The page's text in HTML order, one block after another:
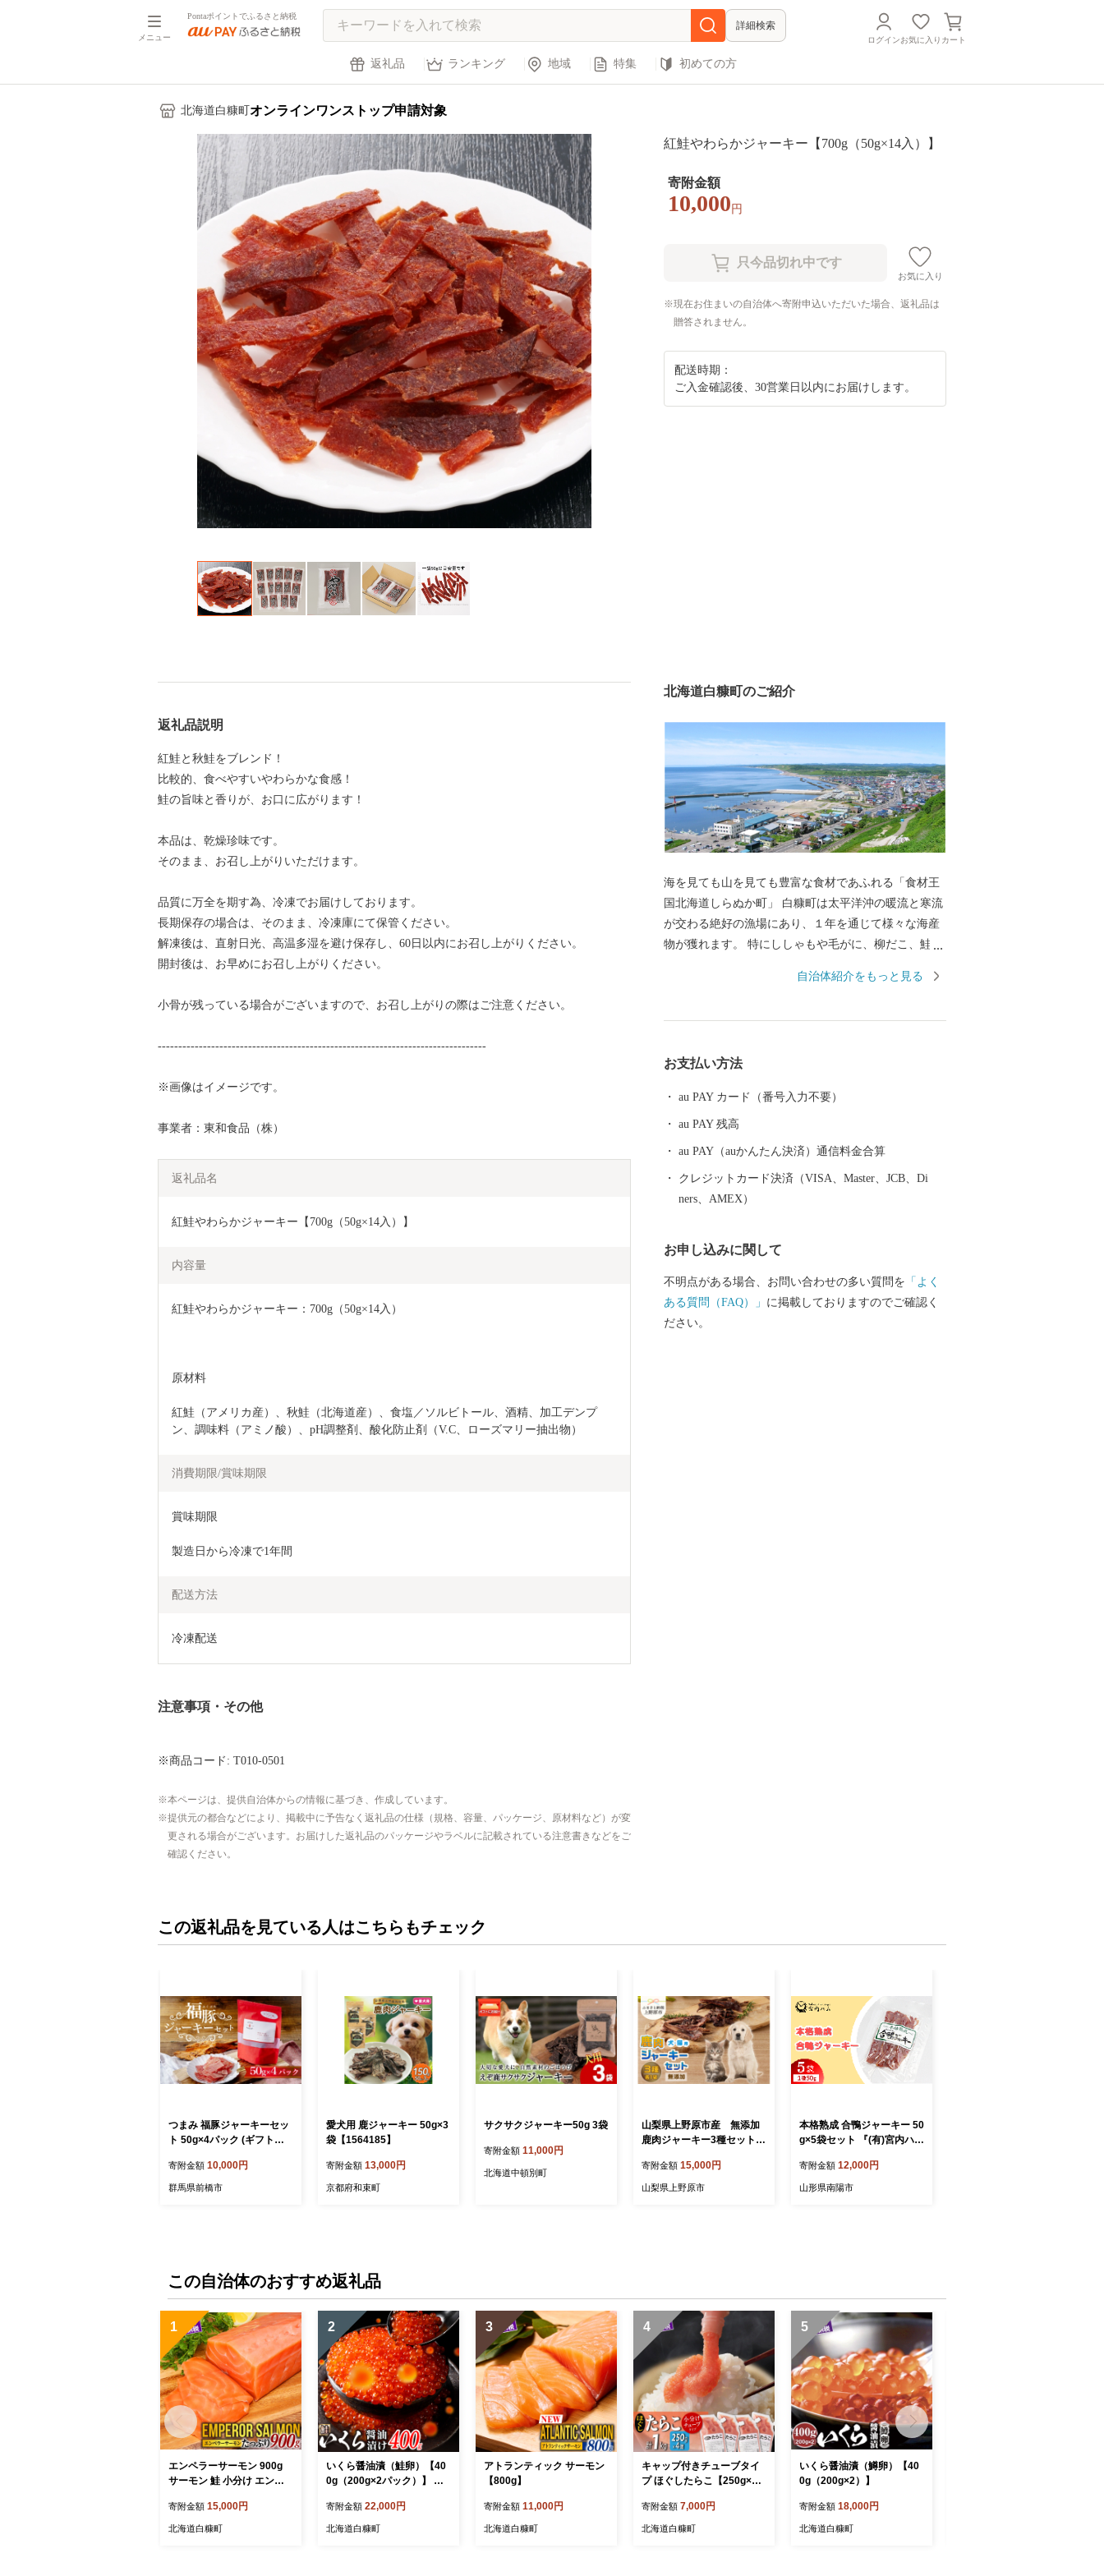
メニュー
Pontaポイントでふるさと納税
詳細検索
ログインお気に入り カート
返礼品 ランキング 地域 特集 初めての方
北海道白糠町 オンラインワンストップ申請対象
紅鮭やわらかジャーキー【700g（50g×14入）】
寄附金額
10,000 円
お気に入り
現在お住まいの自治体へ寄附申込いただいた場合、返礼品は
贈答されません。
配送時期：
ご入金確認後、30営業日以内にお届けします。
返礼品説明
紅鮭と秋鮭をブレンド！
比較的、食べやすいやわらかな食感！
鮭の旨味と香りが、お口に広がります！
本品は、乾燥珍味です。
そのまま、お召し上がりいただけます。
品質に万全を期す為、冷凍でお届けしております。
長期保存の場合は、そのまま、冷凍庫にて保管ください。
解凍後は、直射日光、高温多湿を避け保存し、60日以内にお召し上がりください。
開封後は、お早めにお召し上がりください。
小骨が残っている場合がございますので、お召し上がりの際はご注意ください。
--------------------------------------------------------------------------------
※画像はイメージです。
事業者：東和食品（株）
返礼品名
紅鮭やわらかジャーキー【700g（50g×14入）】
内容量
紅鮭やわらかジャーキー：700g（50g×14入）
原材料
紅鮭（アメリカ産）、秋鮭（北海道産）、食塩／ソルビトール、酒精、加工デンプ
ン、調味料（アミノ酸）、pH調整剤、酸化防止剤（V.C、ローズマリー抽出物）
消費期限/賞味期限
賞味期限
製造日から冷凍で1年間
配送方法
冷凍配送
注意事項・その他
※商品コード: T010-0501
本ページは、提供自治体からの情報に基づき、作成しています。
提供元の都合などにより、掲載中に予告なく返礼品の仕様（規格、容量、パッケージ、原材料など）が変
更される場合がございます。お届けした返礼品のパッケージやラベルに記載されている注意書きなどをご
確認ください。
北海道白糠町のご紹介
海を見ても山を見ても豊富な食材であふれる「食材王
国北海道しらぬか町」 白糠町は太平洋沖の暖流と寒流
が交わる絶好の漁場にあり、１年を通じて様々な海産
物が獲れます。 特にししゃもや毛がに、柳だこ、鮭、
ます。 恵まれた漁場にある白糠町は水産物だけでも十
材として愛されている鹿肉。 このように白糠町は、海
を見ても山を見ても豊富な食材にあふれています。
自治体紹介をもっと見る
お支払い方法
au PAY カード（番号入力不要）
au PAY 残高
au PAY（auかんたん決済）通信料金合算
クレジットカード決済（VISA、Master、JCB、Di
ners、AMEX）
お申し込みに関して
不明点がある場合、お問い合わせの多い質問を 「よく
ある質問（FAQ）」 に掲載しておりますのでご確認く
ださい。
この返礼品を見ている人はこちらもチェック
つまみ 福豚ジャーキーセッ
ト 50g×4パック (ギフト箱
キー 福豚 おつまみ グルメ
ギフト ギフトセット 珍味
馬県 前橋市
寄附金額 10,000円
群馬県前橋市
愛犬用 鹿ジャーキー 50g×3
袋【1564185】
寄附金額 13,000円
京都府和束町
サクサクジャーキー50g 3袋
寄附金額 11,000円
北海道中頓別町
山梨県上野原市産 無添加
鹿肉ジャーキー3種セット
ビッツ50ｇ 鹿アバラ骨100
ｇ 各１袋)
寄附金額 15,000円
山梨県上野原市
本格熟成 合鴨ジャーキー 50
g×5袋セット 『(有)宮内ハ
寄附金額 12,000円
山形県南陽市
この自治体のおすすめ返礼品
1
エンペラーサーモン 900g
サーモン 鮭 小分け エンペ
ン アトランティックサーモ
ン さけ サケ 魚 ふるさと 海
寄附金額 15,000円
北海道白糠町
2
いくら醤油漬（鮭卵）【40
0g（200g×2パック）】 い
け ふるさと納税 いくら 海
鮮 北海道 イクラ 小分け ふ
寄附金額 22,000円
北海道白糠町
3
アトランティック サーモン
【800g】
寄附金額 11,000円
北海道白糠町
4
キャップ付きチューブタイ
プ ほぐしたらこ【250g×4
寄附金額 7,000円
北海道白糠町
5
いくら醤油漬（鱒卵）【40
0g（200g×2）】
寄附金額 18,000円
北海道白糠町